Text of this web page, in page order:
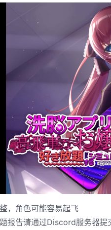
，角色可能容易起飞
报告请通过Discord服务器提